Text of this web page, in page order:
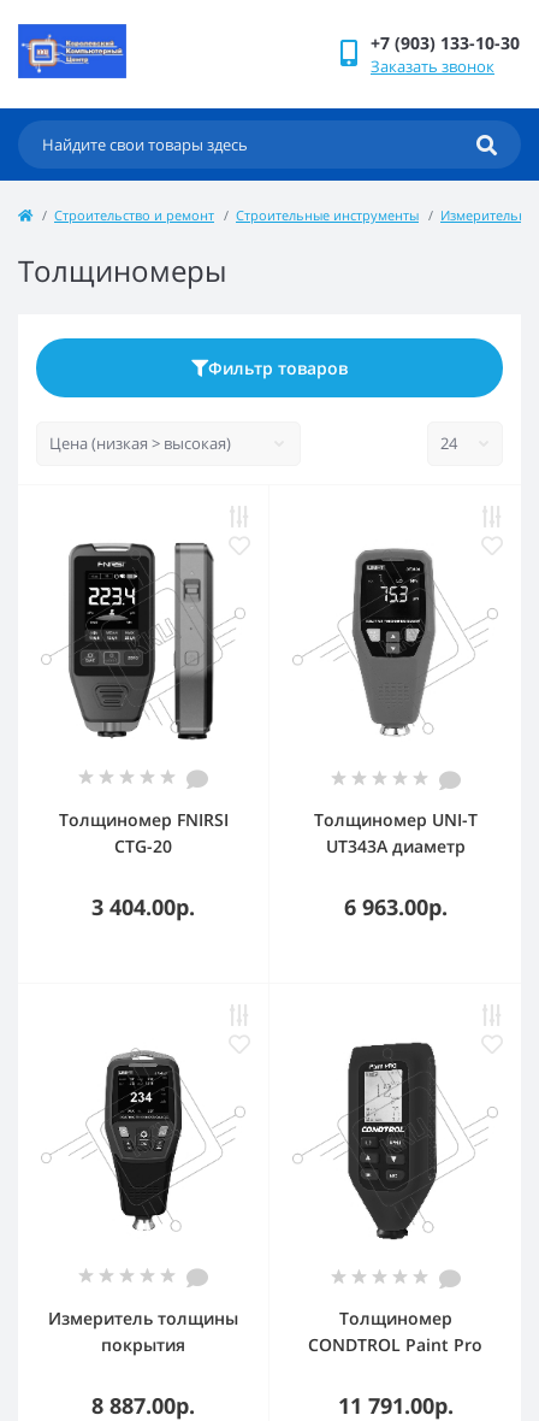
+7 (903) 133-10-30
Заказать звонок
Строительство и ремонт Строительные инструменты
Толщиномеры
Фильтр товаров
Толщиномер FNIRSI
CTG-20
3 404.00р.
Толщиномер UNI-T
UT343A диаметр
20 мм, min толщина
объема 0,5 мм
6 963.00р.
Измеритель толщины
покрытия
UT343D
8 887.00р.
Толщиномер
CONDTROL Paint Pro
11 791.00р.